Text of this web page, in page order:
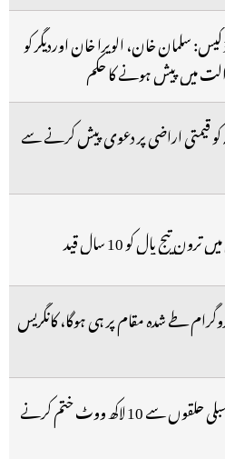
کیس: سلمان خان، الویرا خان اوردیگر کو
کو قیمتی اراضی پر دعوی پیش کرنے سے
پال کو 10 سال قید
طے شدہ مقام پر ہی ہوگا، کانگریس
حیدرآباد کے 15 اسمبلی حلقوں سے 10 لاکھ ووٹ ختم کرنے